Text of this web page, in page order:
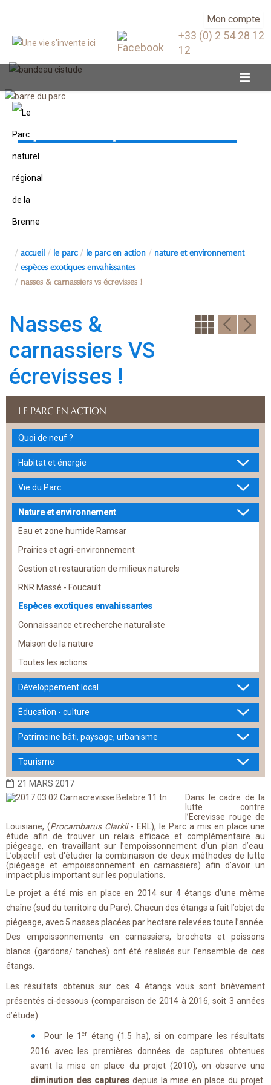
Mon compte
+33 (0) 2 54 28 12
12
accueil le parc le parc en action nature et environnement
espèces exotiques envahissantes
nasses & carnassiers vs écrevisses !
Nasses &
carnassiers VS
écrevisses !
LE PARC EN ACTION
Quoi de neuf ?
Habitat et énergie
Vie du Parc
Nature et environnement
Eau et zone humide Ramsar
Prairies et agri-environnement
Gestion et restauration de milieux naturels
RNR Massé - Foucault
Espèces exotiques envahissantes
Connaissance et recherche naturaliste
Maison de la nature
Toutes les actions
Développement local
Éducation - culture
Patrimoine bâti, paysage, urbanisme
Tourisme
21 MARS 2017
Dans le cadre de la
lutte contre
l’Ecrevisse rouge de
Louisiane, (Procambarus Clarkii- ERL), le Parc a mis en place une
étude afin de trouver un relais efficace et complémentaire au
piégeage, en travaillant sur l’empoissonnement d’un plan d’eau.
L’objectif est d'étudier la combinaison de deux méthodes de lutte
(piégeage et empoissonnement en carnassiers) afin d’avoir un
impact plus important sur les populations.
Le projet a été mis en place en 2014 sur 4 étangs d’une même
chaîne (sud du territoire du Parc). Chacun des étangs a fait l’objet de
piégeage, avec 5 nasses placées par hectare relevées toute l’année.
Des empoissonnements en carnassiers, brochets et poissons
blancs (gardons/ tanches) ont été réalisés sur l’ensemble de ces
étangs.
Les résultats obtenus sur ces 4 étangs vous sont brièvement
présentés ci-dessous (comparaison de 2014 à 2016, soit 3 années
d’étude).
Pour le 1er étang (1.5 ha), si on compare les résultats
2016 avec les premières données de captures obtenues
avant la mise en place du projet (2010), on observe une
diminution des captures depuis la mise en place du projet.